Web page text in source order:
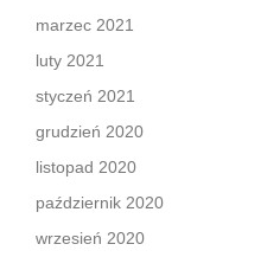
marzec 2021
luty 2021
styczeń 2021
grudzień 2020
listopad 2020
październik 2020
wrzesień 2020